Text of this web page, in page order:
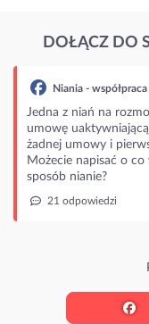
DOŁĄCZ DO
z opiekunką
wspomniała o
Szczerze mówiąc
słyszę o takiej
o co w niej chodzi i czy